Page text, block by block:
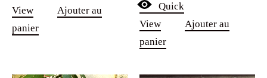
View
Ajouter au
panier
Quick
View
Ajouter au
panier